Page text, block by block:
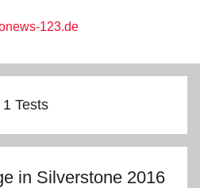
Tests
in Silverstone 2016